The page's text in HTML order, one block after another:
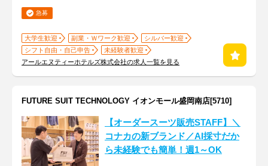
急募
大学生歓迎 副業・Ｗワーク歓迎
シルバー歓迎
シフト自由・自己申告
未経験者歓迎
アールエヌティーホテルズ株式会社の求人一覧を見る
FUTURE SUIT TECHNOLOGY イオンモール盛岡南店[5710]
【オーダースーツ販売STAFF】＼
コナカの新ブランド／AI採寸だか
ら未経験でも簡単！週1～OK